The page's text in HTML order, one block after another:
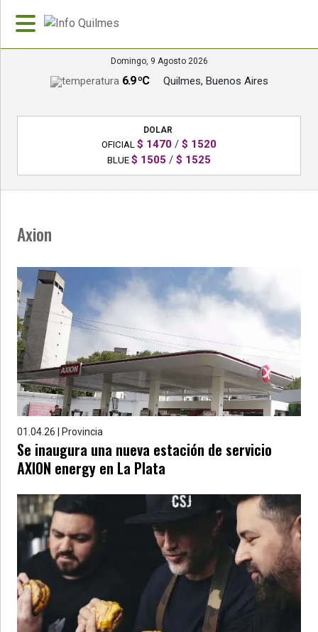
Política
Provincia
Salud
Cultura
Educación
Gestión
Sociedad
Domingo, 9 Agosto 2026
6.9 ºC Quilmes, Buenos Aires
DOLAR
OFICIAL $ 1470 / $ 1520
BLUE $ 1505 / $ 1525
Axion
01.04.26 | Provincia
Se inaugura una nueva estación de servicio
AXION energy en La Plata